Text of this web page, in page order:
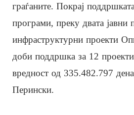
граѓаните. Покрај
програми, преку двата јавни
инфраструктурни проекти
доби поддршка за 12
вредност од 335.482.797
Перински.